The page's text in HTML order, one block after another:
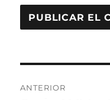
ANTERIOR